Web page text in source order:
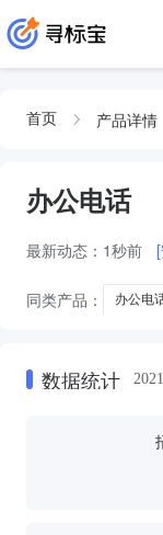
首页 产品详情
办公电话
最新动态： 1秒前
同类产品： 办公电
数据统计